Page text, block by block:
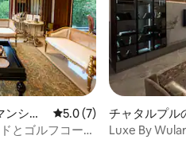
評価
ショ
レビュー7件、5つ星中
5.0 (7)
とゴルフコース
チャタルプル
パート
Luxe By